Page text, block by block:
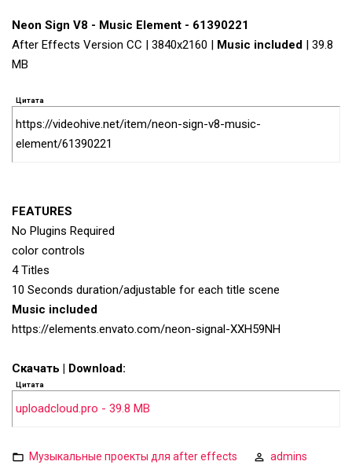
Neon Sign V8 - Music Element - 61390221
After Effects Version CC | 3840x2160 | Music included | 39.8
MB
Цитата
https://videohive.net/item/neon-sign-v8-music-
element/61390221
FEATURES
No Plugins Required
color controls
4 Titles
10 Seconds duration/adjustable for each title scene
Music included
https://elements.envato.com/neon-signal-XXH59NH
Скачать | Download:
Цитата
uploadcloud.pro - 39.8 MB
Музыкальные проекты для after effects admins